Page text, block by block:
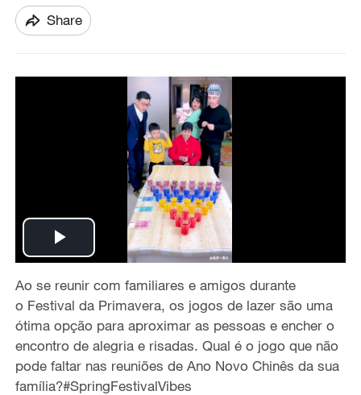
Share
P
l
a
y
Ao se reunir com familiares eamigos durante
o Festival da Primavera, os jogos de lazer são uma
ótima opção para aproximar as pessoas e encher o
encontro de alegria e risadas. Qual é o jogo que não
pode faltar nas reuniões de Ano Novo Chinês da sua
família?#SpringFestivalVibes